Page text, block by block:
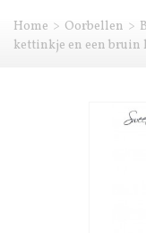
Home > Oorbellen >
kettinkje en een bruin